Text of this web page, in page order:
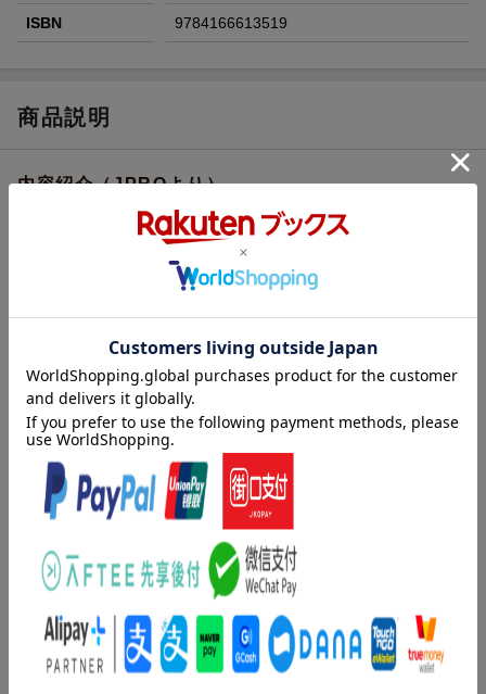
ISBN 9784166613519
商品説明
内容紹介（JPROより）
晩年の母との暮らしが
私が母を世話するのではなく、母が私を見守っている、と。
「決断の時、必ず道は開ける、夢は必ず実現する、と迷わな
い。」
ーーこれが母から学んだ私の信念です
・母の愛情に包まれた少女時代
・18歳で単身ハワイに渡航
・父との葛藤と勘当
・異国の地で味わった無一文の苦しみ
・赤字続きの駆け出しフリー記者
・離婚の痛手をどう癒したか
・16年でキャスター降板の真相
・12年半にわたる母の介護
内容紹介（「BOOK」データベースより）
波乱万丈の半生をもとに、「仕事とは」「家族とは」「お金と
ついて語ったベストセラー。１２年半にわたる介護を経て、１０
７歳の母を看取った後に増補改訂した完全版。